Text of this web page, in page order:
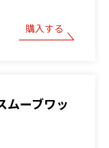
購入する
ムーブワッ